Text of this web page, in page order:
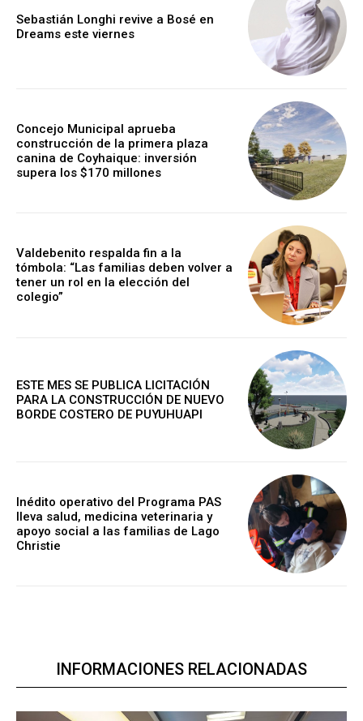
Sebastián Longhi revive a Bosé en
Dreams este viernes
Concejo Municipal aprueba
construcción de la primera plaza
canina de Coyhaique: inversión
supera los $170 millones
Valdebenito respalda fin a la
tómbola: “Las familias deben volver a
tener un rol en la elección del
colegio”
ESTE MES SE PUBLICA LICITACIÓN
PARA LA CONSTRUCCIÓN DE NUEVO
BORDE COSTERO DE PUYUHUAPI
Inédito operativo del Programa PAS
lleva salud, medicina veterinaria y
apoyo social a las familias de Lago
Christie
INFORMACIONES RELACIONADAS